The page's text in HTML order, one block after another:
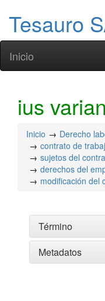
Tesauro
Inicio
ius
Inicio Derecho
contrato de
sujetos del
derechos del
modificación del
Término
Metadatos